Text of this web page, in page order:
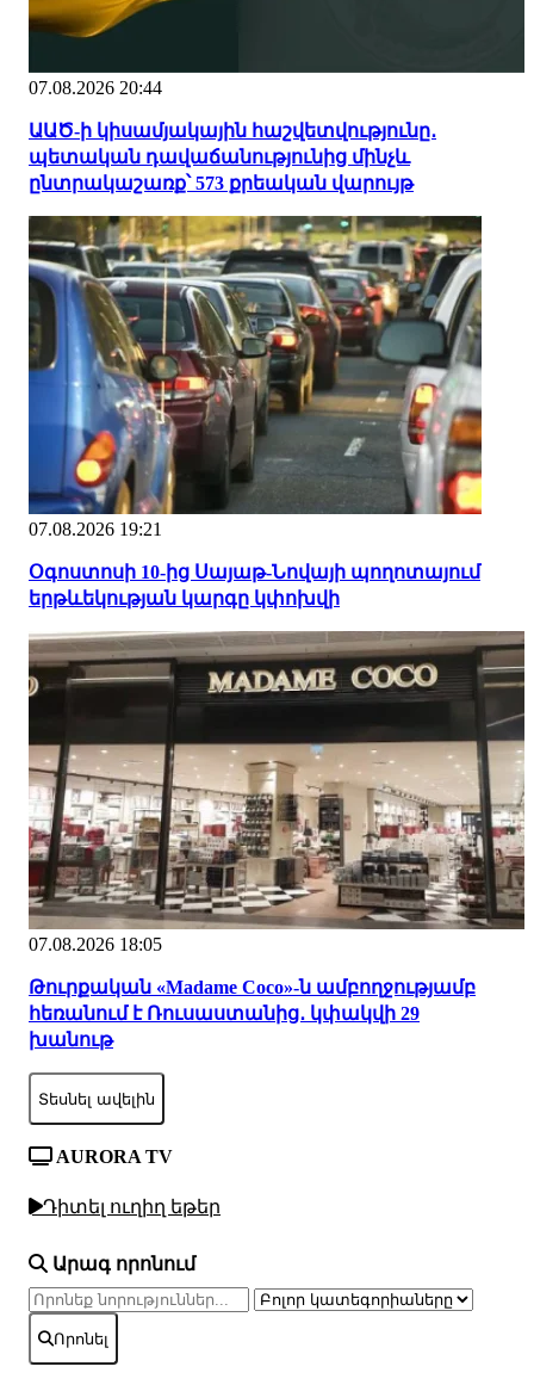
07.08.2026 20:44
ԱԱԾ-ի կիսամյակային հաշվետվությունը․
պետական դավաճանությունից մինչև
ընտրակաշառք՝ 573 քրեական վարույթ
07.08.2026 19:21
Օգոստոսի 10-ից Սայաթ-Նովայի պողոտայում
երթևեկության կարգը կփոխվի
07.08.2026 18:05
Թուրքական «Madame Coco»-ն ամբողջությամբ
հեռանում է Ռուսաստանից․ կփակվի 29
խանութ
Տեսնել ավելին
AURORA TV
Դիտել ուղիղ եթեր
Արագ որոնում
Որոնել